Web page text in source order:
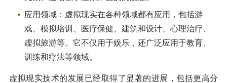
应用领域：虚拟现实在各种领域都有应用，包括游
戏、模拟培训、医疗保健、建筑和设计、心理治疗、
虚拟旅游等。它不仅用于娱乐，还广泛应用于教育、
训练和疗法等领域。
虚拟现实技术的发展已经取得了显著的进展，包括更高分